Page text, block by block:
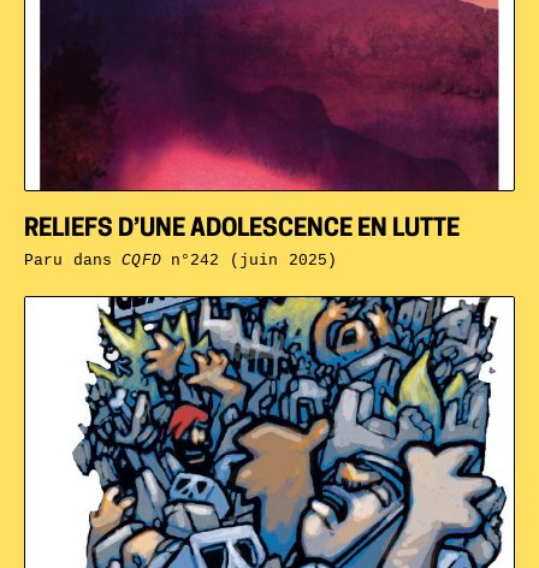
RELIEFS D’UNE ADOLESCENCE EN LUTTE
Paru dansCQFDn°242 (juin 2025)